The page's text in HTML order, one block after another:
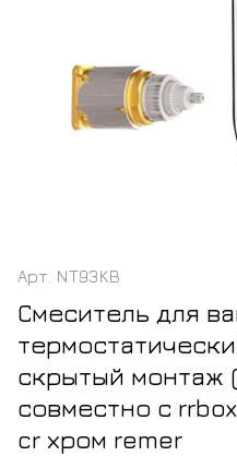
Арт. NT93KB
Смеситель для
скрытый монтаж
совместно с
cr хром remer